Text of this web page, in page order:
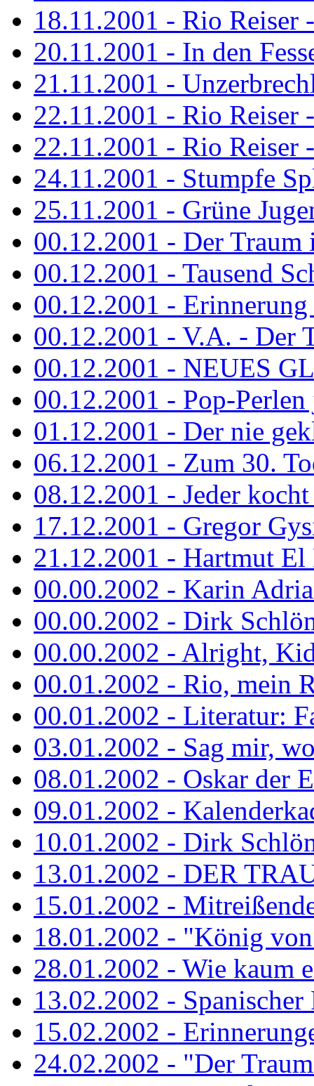
18.11.2001 - Rio Reiser
20.11.2001 - In den
21.11.2001 -
22.11.2001 - Rio Reiser
22.11.2001 - Rio Reiser
24.11.2001 - Stumpfe
25.11.2001 - Grüne
00.12.2001 - Der Traum
00.12.2001 - Tausend
00.12.2001 -
00.12.2001 - V.A. - Der
00.12.2001 - NEUES
00.12.2001 - Pop-
01.12.2001 - Der nie
06.12.2001 - Zum 30.
08.12.2001 - Jeder
17.12.2001 - Gregor
21.12.2001 - Hartmut
00.00.2002 - Karin
00.00.2002 - Dirk
00.00.2002 - Alright,
00.01.2002 - Rio, mein
00.01.2002 - Literatur:
03.01.2002 - Sag mir,
08.01.2002 - Oskar der
09.01.2002 -
10.01.2002 - Dirk
13.01.2002 - DER
15.01.2002 -
18.01.2002 - "König
28.01.2002 - Wie kaum
13.02.2002 -
15.02.2002 -
24.02.2002 - "Der